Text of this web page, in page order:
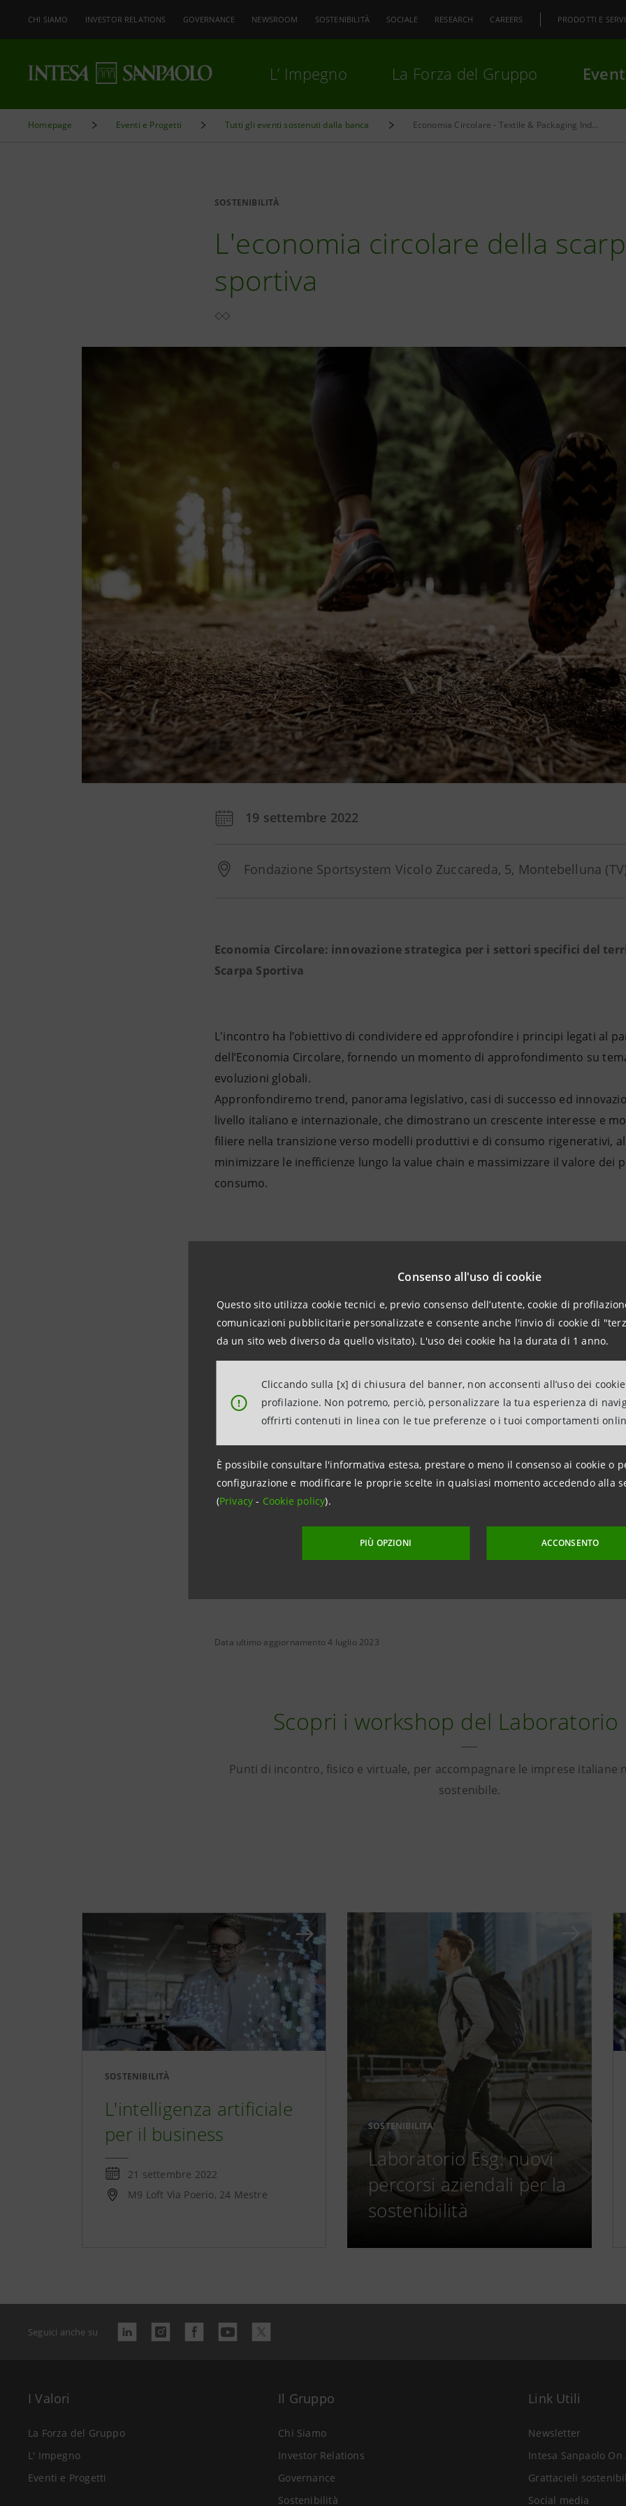
Consenso all'uso di cookie
Questo sito utilizza cookie tecnici e, previo consenso dell’utente, cookie di
comunicazioni pubblicitarie personalizzate e consente anche l'invio di cookie di
da un sito web diverso da quello visitato). L'uso dei cookie ha la durata di 1 anno.
!
Cliccando sulla [x] di chiusura del banner, non acconsenti all’uso dei
profilazione. Non potremo, perciò, personalizzare la tua esperienza di
offrirti contenuti in linea con le tue preferenze o i tuoi comportamenti
È possibile consultare l'informativa estesa, prestare o meno il consenso ai cookie o
configurazione e modificare le proprie scelte in qualsiasi momento accedendo alla
(Privacy- Cookie policy).
PIÙ OPZIONI ACCONSENTO
CHI SIAMO INVESTOR RELATIONS GOVERNANCE NEWSROOM SOSTENIBILITÀ SOCIALE RESEARCH CAREERS PRODOTTI E
L’ Impegno La Forza del Gruppo
Homepage Eventi e Progetti Tutti gli eventi sostenuti dalla banca Economia Circolare - Textile & Packaging Industry
SOSTENIBILITÀ
L'economia circolare della
sportiva
19 settembre 2022
Fondazione Sportsystem Vicolo Zuccareda, 5, Montebelluna
Economia Circolare: innovazione strategica per i settori specifici del
Scarpa Sportiva
L'incontro ha l’obiettivo di condividere ed approfondire i principi legati al
dell’Economia Circolare, fornendo un momento di approfondimento su
evoluzioni globali.
Appronfondiremo trend, panorama legislativo, casi di successo ed
livello italiano e internazionale, che dimostrano un crescente interesse e
filiere nella transizione verso modelli produttivi e di consumo rigenerativi,
minimizzare le inefficienze lungo la value chain e massimizzare il valore dei
consumo.
Iscriviti e partecipa
Per partecipare all'evento, contattare la segreteria organizzativa del
Data ultimo aggiornamento 4 luglio 2023
Scopri i workshop del Laboratorio
Punti di incontro, fisico e virtuale, per accompagnare le imprese italiane
sostenibile.
SOSTENIBILITÀ
L'intelligenza artificiale
per il business
21 settembre 2022
M9 Loft Via Poerio, 24 Mestre
SOSTENIBILITA'
Laboratorio Esg: nuovi
percorsi aziendali per la
sostenibilità
Seguici anche su
I Valori
La Forza del Gruppo
L' Impegno
Eventi e Progetti
Il Gruppo
Chi Siamo
Investor Relations
Governance
Sostenibilità
Link Utili
Newsletter
Intesa Sanpaolo On
Grattacieli
Social media